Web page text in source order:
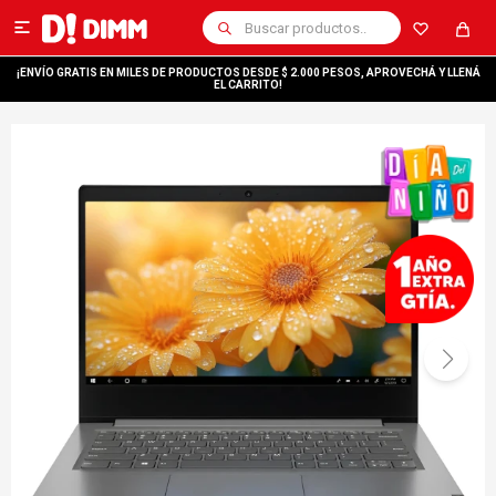

¡ENVÍO GRATIS EN MILES DE PRODUCTOS DESDE $ 2.000 PESOS, APROVECHÁ Y LLENÁ
EL CARRITO!